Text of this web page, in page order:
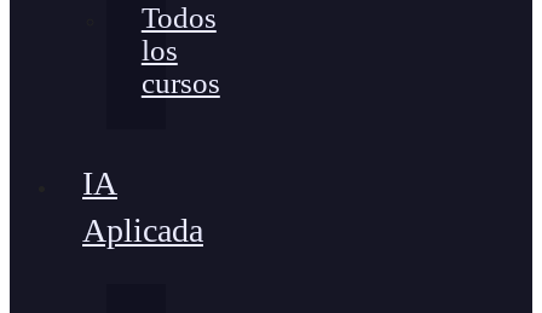
Todos
los
cursos
IA
Aplicada